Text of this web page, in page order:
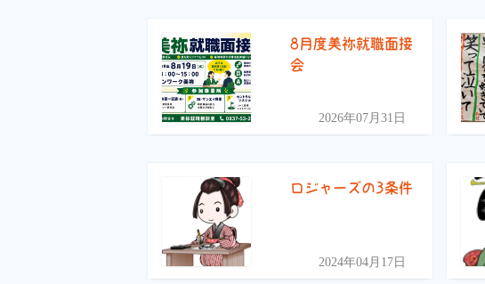
8月度美祢就職面接
会
2026年07月31日
ロジャーズの3条件
2024年04月17日